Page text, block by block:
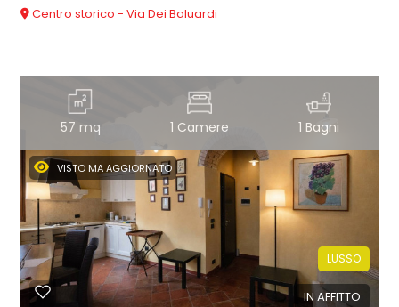
Centro storico - Via Dei Baluardi
57 mq 1 Camere 1 Bagni
IN AFFITTO
VISTO MA AGGIORNATO
LUSSO